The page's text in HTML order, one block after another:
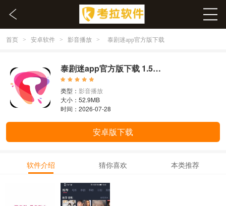
首页 > 安卓软件 > 影音播放 > 泰剧迷app官方版下载
泰剧迷app官方版下载 1.5.6.0
类型： 影音播放
大小：52.9MB
时间：2026-07-28
安卓版下载
软件介绍 猜你喜欢 本类推荐